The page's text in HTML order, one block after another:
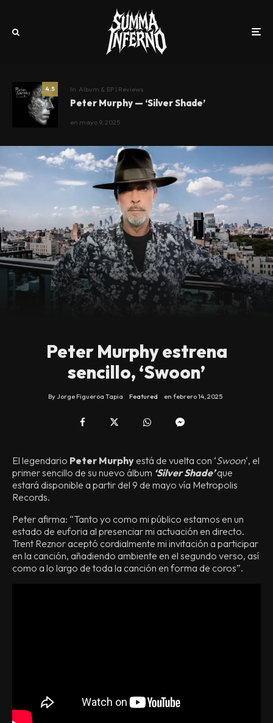
4.5 In Album & EP | Reviews
Peter Murphy — ‘Silver Shade’
en mayo 9, 2025
Peter Murphy estrena
sencillo, ‘Swoon’
By Jorge Figueroa Tapia Featured en febrero 14, 2025
El legendario Peter Murphy está de vuelta con ‘Swoon‘, el
primer sencillo de su nuevo álbum ‘Silver Shade’que
estará disponible a partir del 9 de mayo vía Metropolis
Records.
Peter afirma: “Tanto yo como mi público estamos en un
estado de euforia al presenciar mi actuación en directo.
Trent Reznor aceptó cordialmente mi invitación a participar
en la canción, añadiendo ambiente en el segundo verso, así
como a lo largo de toda la canción en forma de coros”.